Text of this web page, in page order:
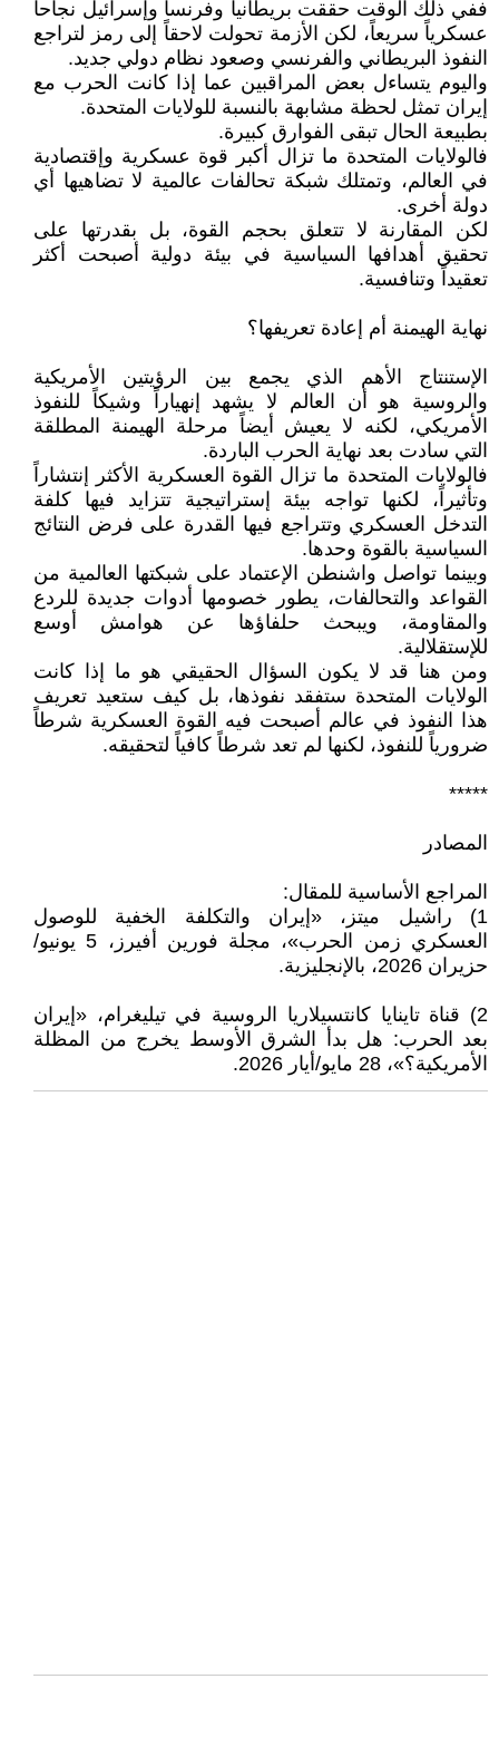
ففي ذلك الوقت حققت بريطانيا وفرنسا وإسرائيل نجاحاً
عسكرياً سريعاً، لكن الأزمة تحولت لاحقاً إلى رمز لتراجع
النفوذ البريطاني والفرنسي وصعود نظام دولي جديد.
واليوم يتساءل بعض المراقبين عما إذا كانت الحرب مع
إيران تمثل لحظة مشابهة بالنسبة للولايات المتحدة.
بطبيعة الحال تبقى الفوارق كبيرة.
فالولايات المتحدة ما تزال أكبر قوة عسكرية وإقتصادية
في العالم، وتمتلك شبكة تحالفات عالمية لا تضاهيها أي
دولة أخرى.
لكن المقارنة لا تتعلق بحجم القوة، بل بقدرتها على
تحقيق أهدافها السياسية في بيئة دولية أصبحت أكثر
تعقيداً وتنافسية.
نهاية الهيمنة أم إعادة تعريفها؟
الإستنتاج الأهم الذي يجمع بين الرؤيتين الأمريكية
والروسية هو أن العالم لا يشهد إنهياراً وشيكاً للنفوذ
الأمريكي، لكنه لا يعيش أيضاً مرحلة الهيمنة المطلقة
التي سادت بعد نهاية الحرب الباردة.
فالولايات المتحدة ما تزال القوة العسكرية الأكثر إنتشاراً
وتأثيراً، لكنها تواجه بيئة إستراتيجية تتزايد فيها كلفة
التدخل العسكري وتتراجع فيها القدرة على فرض النتائج
السياسية بالقوة وحدها.
وبينما تواصل واشنطن الإعتماد على شبكتها العالمية من
القواعد والتحالفات، يطور خصومها أدوات جديدة للردع
والمقاومة، ويبحث حلفاؤها عن هوامش أوسع
للإستقلالية.
ومن هنا قد لا يكون السؤال الحقيقي هو ما إذا كانت
الولايات المتحدة ستفقد نفوذها، بل كيف ستعيد تعريف
هذا النفوذ في عالم أصبحت فيه القوة العسكرية شرطاً
ضرورياً للنفوذ، لكنها لم تعد شرطاً كافياً لتحقيقه.
*****
المصادر
المراجع الأساسية للمقال:
1) راشيل ميتز، «إيران والتكلفة الخفية للوصول
العسكري زمن الحرب»، مجلة فورين أفيرز، 5 يونيو/
حزيران 2026، بالإنجليزية.
2) قناة تاينايا كانتسيلاريا الروسية في تيليغرام، «إيران
بعد الحرب: هل بدأ الشرق الأوسط يخرج من المظلة
الأمريكية؟»، 28 مايو/أيار 2026.